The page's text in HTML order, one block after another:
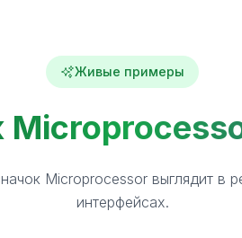
Живые примеры
Microprocessor выглядит в
интерфейсах.